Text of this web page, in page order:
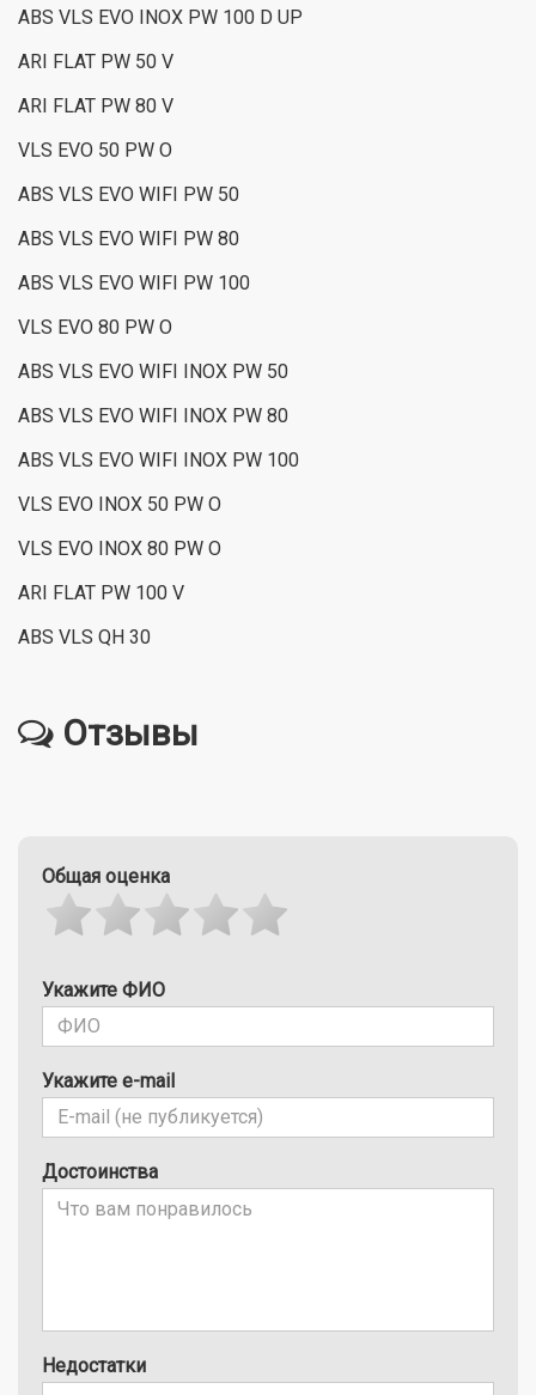
ABS VLS EVO INOX PW 100 D UP
ARI FLAT PW 50 V
ARI FLAT PW 80 V
VLS EVO 50 PW O
ABS VLS EVO WIFI PW 50
ABS VLS EVO WIFI PW 80
ABS VLS EVO WIFI PW 100
VLS EVO 80 PW O
ABS VLS EVO WIFI INOX PW 50
ABS VLS EVO WIFI INOX PW 80
ABS VLS EVO WIFI INOX PW 100
VLS EVO INOX 50 PW O
VLS EVO INOX 80 PW O
ARI FLAT PW 100 V
ABS VLS QH 30
Отзывы
Общая оценка
Укажите ФИО
Укажите e-mail
Достоинства
Недостатки